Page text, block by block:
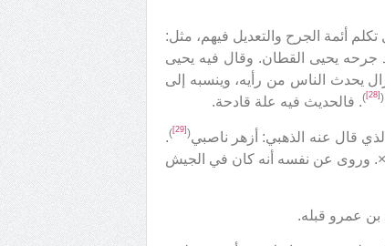
أئمة الجرح والتعديل فيهم، مثل:
يحيى القطان. وقال فيه يحيى
يحدث الناس من رأيه، وينسبه إلى
(
[28]
). فالحديث فيه علة قادحة.
قال عنه الذهبي: أزهر ناصبي(
[29]
)
.
وروى عن نفسه أنه كان في الجيش
عمرو قبله.